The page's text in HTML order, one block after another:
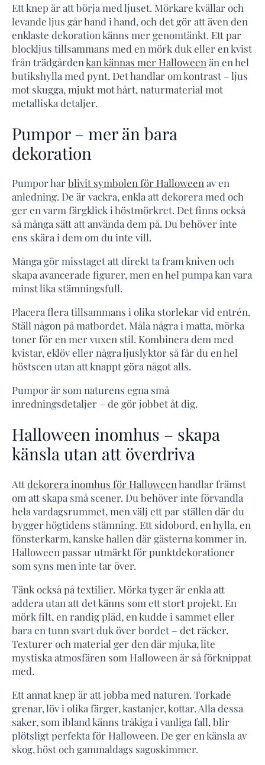
Ett knep är att börja med ljuset. Mörkare kvällar och
levande ljus går hand i hand, och det gör att även den
enklaste dekoration känns mer genomtänkt. Ett par
blockljus tillsammans med en mörk duk eller en kvist
från trädgårdenkan kännas mer Halloween än en hel
butikshylla med pynt. Det handlar om kontrast – ljus
mot skugga, mjukt mot hårt, naturmaterial mot
metalliska detaljer.
Pumpor – mer än bara
dekoration
Pumpor harblivit symbolen för Halloween av en
anledning. De är vackra, enkla att dekorera med och
ger en varm färgklick i höstmörkret. Det finns också
så många sätt att använda dem på. Du behöver inte
ens skära i dem om du inte vill.
Många gör misstaget att direkt ta fram kniven och
skapa avancerade figurer, men en hel pumpa kan vara
minst lika stämningsfull.
Placera flera tillsammans i olika storlekar vid entrén.
Ställ någon på matbordet. Måla några i matta, mörka
toner för en mer vuxen stil. Kombinera dem med
kvistar, eklöv eller några ljuslyktor så får du en hel
höstscen utan att knappt göra något alls.
Pumpor är som naturens egna små
inredningsdetaljer – de gör jobbet åt dig.
Halloween inomhus – skapa
känsla utan att överdriva
Attdekorera inomhus för Halloweenhandlar främst
om att skapa små scener. Du behöver inte förvandla
hela vardagsrummet, men välj ett par ställen där du
bygger högtidens stämning. Ett sidobord, en hylla, en
fönsterkarm, kanske hallen där gästerna kommer in.
Halloween passar utmärkt för punktdekorationer
som syns men inte tar över.
Tänk också på textilier. Mörka tyger är enkla att
addera utan att det känns som ett stort projekt. En
mörk filt, en randig pläd, en kudde i sammet eller
bara en tunn svart duk över bordet – det räcker.
Texturer och material ger den där mjuka, lite
mystiska atmosfären som Halloween är så förknippat
med.
Ett annat knep är att jobba med naturen. Torkade
grenar, löv i olika färger, kastanjer, kottar. Alla dessa
saker, som ibland känns tråkiga i vanliga fall, blir
plötsligt perfekta för Halloween. De ger en känsla av
skog, höst och gammaldags sagoskimmer.